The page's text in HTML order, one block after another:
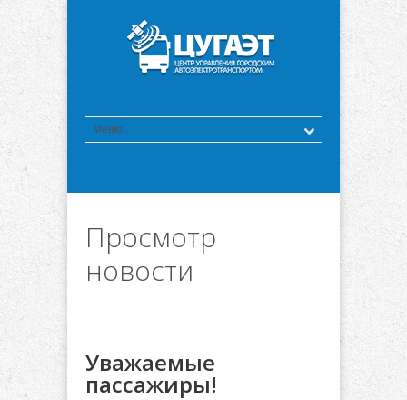
Просмотр
новости
Уважаемые
пассажиры!